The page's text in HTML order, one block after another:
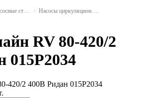
RV 80-420/2
015P2034